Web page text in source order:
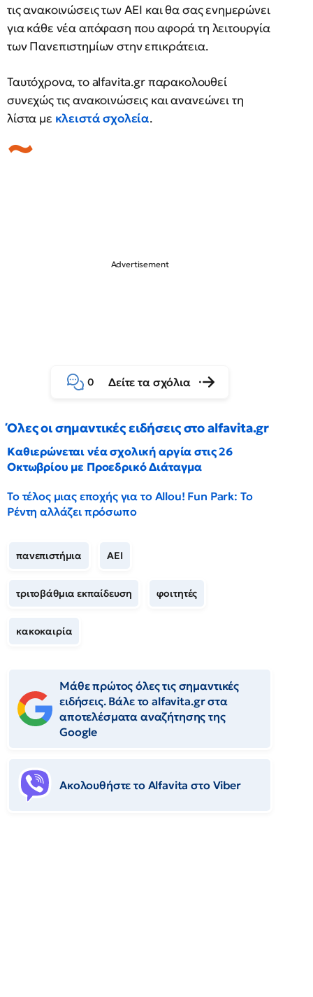
τις ανακοινώσεις των ΑΕΙ και θα σας ενημερώνει
για κάθε νέα απόφαση που αφορά τη λειτουργία
των Πανεπιστημίων στην επικράτεια.
Ταυτόχρονα, το alfavita.gr παρακολουθεί
συνεχώς τις ανακοινώσεις και ανανεώνει τη
λίστα με κλειστά σχολεία.
0 Δείτε τα σχόλια
Όλες οι σημαντικές ειδήσεις στο alfavita.gr
Καθιερώνεται νέα σχολική αργία στις 26
Οκτωβρίου με Προεδρικό Διάταγμα
Το τέλος μιας εποχής για το Allou! Fun Park: Το
Ρέντη αλλάζει πρόσωπο
πανεπιστήμια ΑΕΙ
τριτοβάθμια εκπαίδευση φοιτητές
κακοκαιρία
Μάθε πρώτος όλες τις σημαντικές
ειδήσεις. Βάλε το alfavita.gr στα
αποτελέσματα αναζήτησης της
Google
Ακολουθήστε το Αlfavita στο Viber